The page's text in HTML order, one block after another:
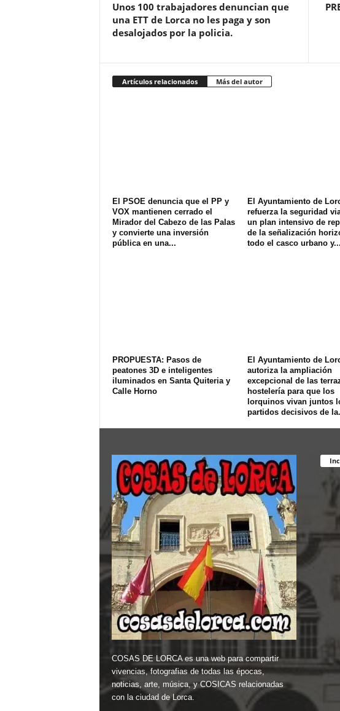
Unos 100 trabajadores denuncian que
una ETT de Lorca no les paga y son
desalojados por la policia.
Artículos relacionados Más del autor
El PSOE denuncia que el PP y
VOX mantienen cerrado el
Mirador del Cabezo de las Palas
y convierte una inversión
pública en una...
El Ayuntamiento de
refuerza la seguridad
un plan intensivo de
de la señalización
todo el casco urbano y...
PROPUESTA: Pasos de
peatones 3D e inteligentes
iluminados en Santa Quiteria y
Calle Horno
El Ayuntamiento de
autoriza la ampliación
excepcional de las
hostelería para que los
lorquinos vivan juntos
partidos decisivos de
COSAS DE LORCA es una web para compartir
vivencias, fotografias de todas las épocas,
noticias, arte, música, y COSICAS relacionadas
con la ciudad de Lorca.